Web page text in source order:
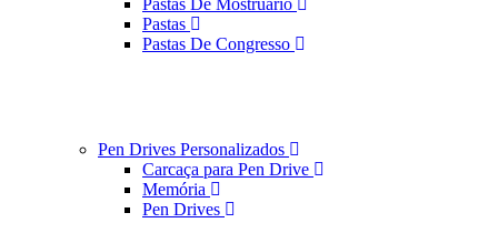
Pastas De Mostruário
Pastas
Pastas De Congresso
Pen Drives Personalizados
Carcaça para Pen Drive
Memória
Pen Drives